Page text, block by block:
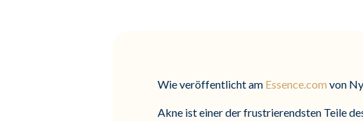
Wie veröffentlicht am Essence.com von
Akne ist einer der frustrierendsten Teile